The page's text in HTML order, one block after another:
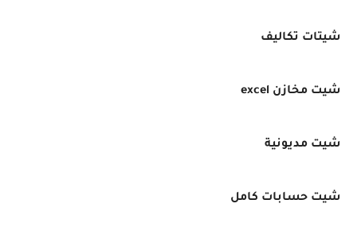
شيتات تكاليف
شيت مخازن excel
شيت مديونية
شيت حسابات كامل